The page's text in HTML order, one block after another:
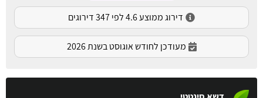
דירוג ממוצע 4.6 לפי 347 דירוגים
מעודכן לחודש אוגוסט בשנת 2026